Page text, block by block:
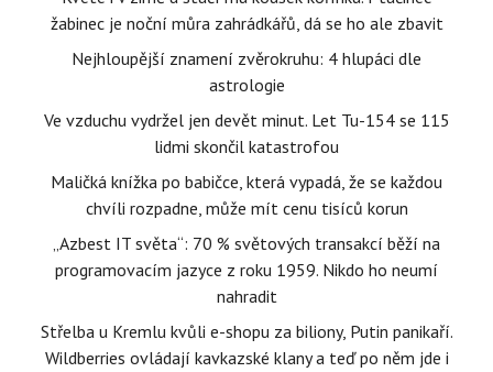
žabinec je noční můra zahrádkářů, dá se ho ale zbavit
Nejhloupější znamení zvěrokruhu: 4 hlupáci dle
astrologie
Ve vzduchu vydržel jen devět minut. Let Tu-154 se 115
lidmi skončil katastrofou
Maličká knížka po babičce, která vypadá, že se každou
chvíli rozpadne, může mít cenu tisíců korun
„Azbest IT světa“: 70 % světových transakcí běží na
programovacím jazyce z roku 1959. Nikdo ho neumí
nahradit
Střelba u Kremlu kvůli e-shopu za biliony, Putin panikaří.
Wildberries ovládají kavkazské klany a teď po něm jde i